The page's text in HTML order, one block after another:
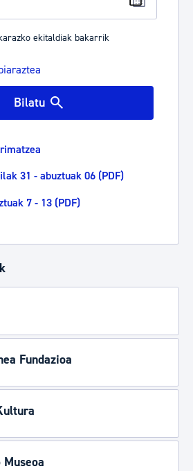
ekitaldiak bakarrik
Bilatu
31 - abuztuak 06 (PDF)
7 - 13 (PDF)
Fundazioa
Museoa